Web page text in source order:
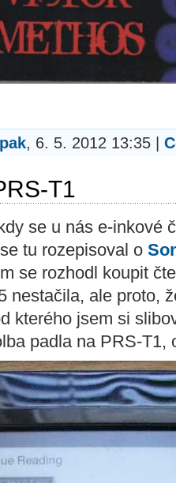
, 6. 5. 2012 13:35 |
T1
se u nás e-inkové
tu rozepisoval o
se rozhodl koupit
nestačila, ale proto,
kterého jsem si
padla na PRS-T1,